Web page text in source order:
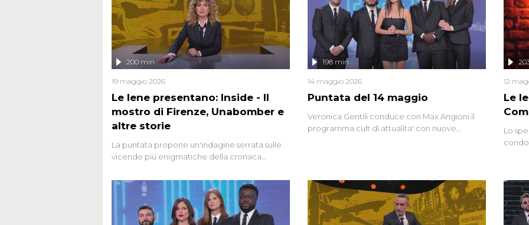
mettendo in fila testimonianze, errori, dettagli
controversi e i protagonisti di un'indagine che
sembra non avere fine.
Le Iene presentano: Inside - Il
mostro di Firenze, Unabomber e
altre storie
200 min
19 maggio 2026
La puntata propone un'indagine serrata sulle
vicende più enigmatiche della cronaca
seriale responsabile di decine di attentati tra
gli anni '90 e il 2000 che, inquietantemente,
potrebbe essere ancora in libertà. Lo speciale
affronta inoltre le zone d'ombra sul Mostro di
Puntata del 14 maggio
198 min
14 maggio 2026
Veronica Gentili conduce con Max Angioni il
programma cult di attualita' con nuove
Le
12
Lo